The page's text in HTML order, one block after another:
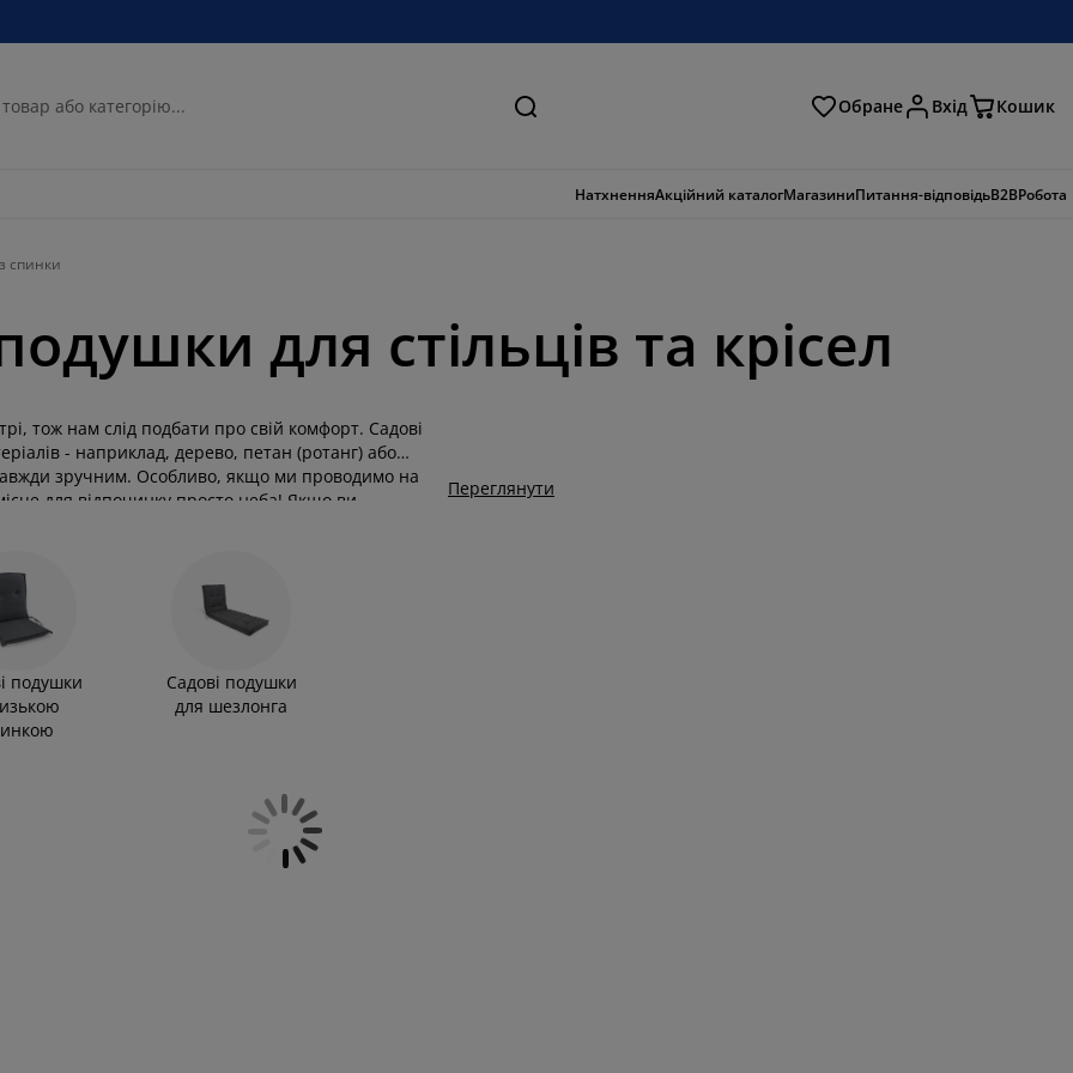
Пошук Обране Вхід Кошик
НатхненняАкційний каталогМагазиниПитання-відповідьB2BРобота
спинки
для стільців та крісел
тож нам слід подбати про свій комфорт. Садові
- наприклад, дерево, петан (ротанг) або
зручним. Особливо, якщо ми проводимо на
для відпочинку просто неба! Якщо ви
не потрібно міняти садові меблі щоразу,
текстилю допоможе створити атмосферу
до стільця, чи звичайну сидушку, яку легко
колір та розмір!
Переглянути
подушки
Садові подушки
для шезлонга